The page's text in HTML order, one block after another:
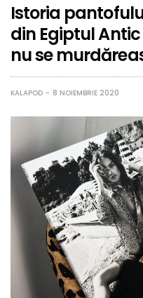
Istoria
din Egiptul
nu se
KALAPOD 8 NOIEMBRIE 2020